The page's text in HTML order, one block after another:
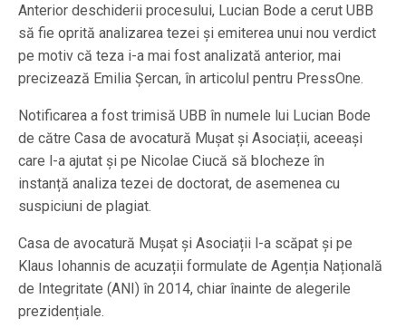
Anterior deschiderii procesului, Lucian Bode a cerut UBB
să fie oprită analizarea tezei și emiterea unui nou verdict
pe motiv că teza i-a mai fost analizată anterior, mai
precizează Emilia Șercan, în articolul pentru PressOne.
Notificarea a fost trimisă UBB în numele lui Lucian Bode
de către Casa de avocatură Mușat și Asociații, aceeași
care l-a ajutat și pe Nicolae Ciucă să blocheze în
instanță analiza tezei de doctorat, de asemenea cu
suspiciuni de plagiat.
Casa de avocatură Mușat și Asociații l-a scăpat și pe
Klaus Iohannis de acuzații formulate de Agenția Națională
de Integritate (ANI) în 2014, chiar înainte de alegerile
prezidențiale.